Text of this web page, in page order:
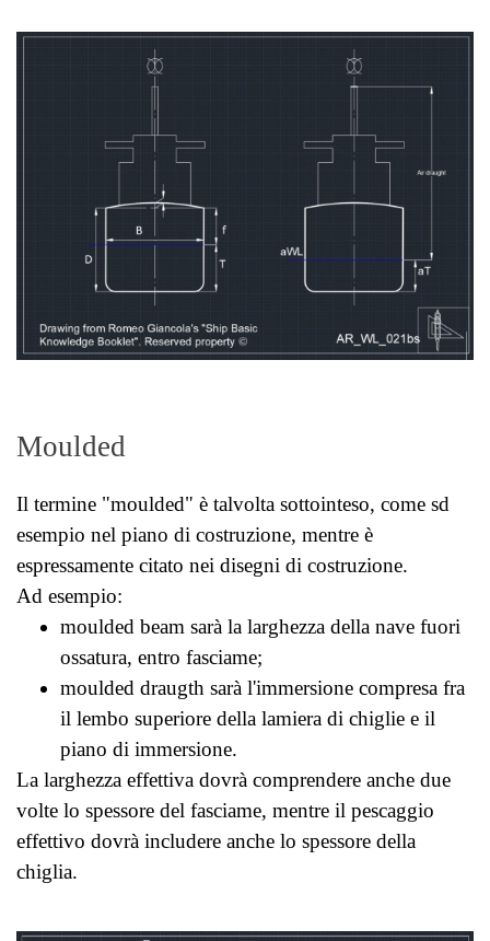
Moulded
Il termine "moulded" è talvolta sottointeso, come sd
esempio nel piano di costruzione, mentre è
espressamente citato nei disegni di costruzione.
Ad esempio:
moulded beam sarà la larghezza della nave fuori
ossatura, entro fasciame;
moulded draugth sarà l'immersione compresa fra
il lembo superiore della lamiera di chiglie e il
piano di immersione.
La larghezza effettiva dovrà comprendere anche due
volte lo spessore del fasciame, mentre il pescaggio
effettivo dovrà includere anche lo spessore della
chiglia.